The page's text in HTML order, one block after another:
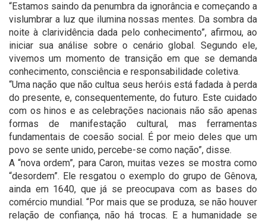
“Estamos saindo da penumbra da ignorância e começando a
vislumbrar a luz que ilumina nossas mentes. Da sombra da
noite à clarividência dada pelo conhecimento”, afirmou, ao
iniciar sua análise sobre o cenário global. Segundo ele,
vivemos um momento de transição em que se demanda
conhecimento, consciência e responsabilidade coletiva.
“Uma nação que não cultua seus heróis está fadada à perda
do presente, e, consequentemente, do futuro. Este cuidado
com os hinos e as celebrações nacionais não são apenas
formas de manifestação cultural, mas ferramentas
fundamentais de coesão social. É por meio deles que um
povo se sente unido, percebe-se como nação”, disse.
A “nova ordem”, para Caron, muitas vezes se mostra como
“desordem”. Ele resgatou o exemplo do grupo de Gênova,
ainda em 1640, que já se preocupava com as bases do
comércio mundial. “Por mais que se produza, se não houver
relação de confiança, não há trocas. E a humanidade se